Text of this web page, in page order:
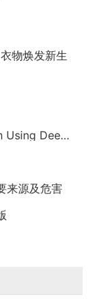
物焕发新生
Introduction to Garbage Classification Using Deep Learning
来源及危害